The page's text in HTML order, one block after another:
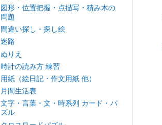
図形・位置把握・点描写・積み木の
問題
間違い探し・探し絵
迷路
ぬりえ
時計の読み方 練習
用紙（絵日記・作文用紙 他）
月間生活表
文字・言葉・文・時系列 カード・パ
ズル